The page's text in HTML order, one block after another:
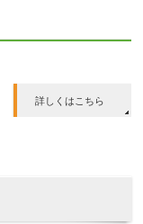
詳しくはこちら